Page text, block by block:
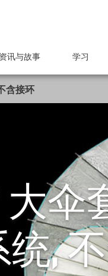
讯与故事 学习
含接环
大伞
,